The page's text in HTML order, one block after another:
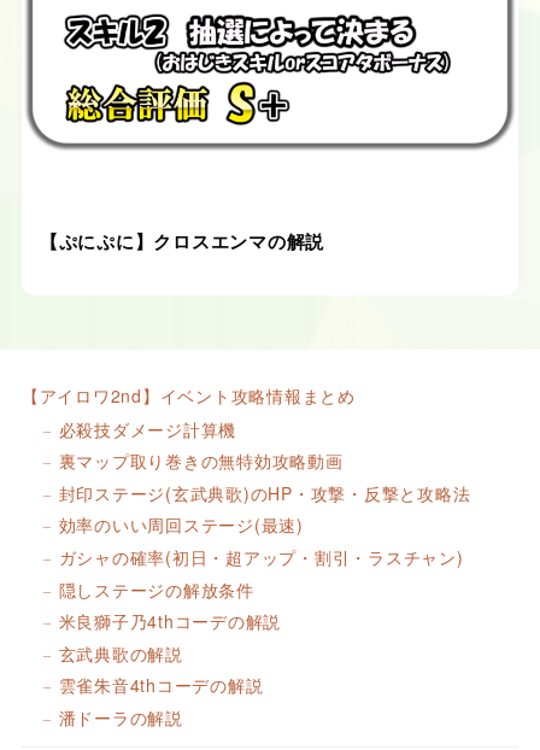
【ぷにぷに】クロスエンマの解説
【アイロワ2nd】イベント攻略情報まとめ
必殺技ダメージ計算機
裏マップ取り巻きの無特効攻略動画
封印ステージ(玄武典歌)のHP・攻撃・反撃と攻略法
効率のいい周回ステージ(最速)
ガシャの確率(初日・超アップ・割引・ラスチャン)
隠しステージの解放条件
米良獅子乃4thコーデの解説
玄武典歌の解説
雲雀朱音4thコーデの解説
潘ドーラの解説